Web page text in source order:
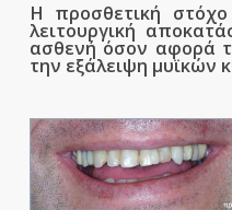
Η προσθετική
λειτουργική
ασθενή όσον αφορά
την εξάλειψη μυϊκών